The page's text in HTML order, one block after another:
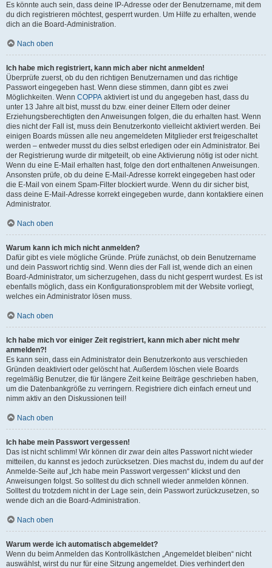
Es könnte auch sein, dass deine IP-Adresse oder der Benutzername, mit dem
du dich registrieren möchtest, gesperrt wurden. Um Hilfe zu erhalten, wende
dich an die Board-Administration.
Nach oben
Ich habe mich registriert, kann mich aber nicht anmelden!
Überprüfe zuerst, ob du den richtigen Benutzernamen und das richtige
Passwort eingegeben hast. Wenn diese stimmen, dann gibt es zwei
Möglichkeiten. Wenn COPPA aktiviert ist und du angegeben hast, dass du
unter 13 Jahre alt bist, musst du bzw. einer deiner Eltern oder deiner
Erziehungsberechtigten den Anweisungen folgen, die du erhalten hast. Wenn
dies nicht der Fall ist, muss dein Benutzerkonto vielleicht aktiviert werden. Bei
einigen Boards müssen alle neu angemeldeten Mitglieder erst freigeschaltet
werden – entweder musst du dies selbst erledigen oder ein Administrator. Bei
der Registrierung wurde dir mitgeteilt, ob eine Aktivierung nötig ist oder nicht.
Wenn du eine E-Mail erhalten hast, folge den dort enthaltenen Anweisungen.
Ansonsten prüfe, ob du deine E-Mail-Adresse korrekt eingegeben hast oder
die E-Mail von einem Spam-Filter blockiert wurde. Wenn du dir sicher bist,
dass deine E-Mail-Adresse korrekt eingegeben wurde, dann kontaktiere einen
Administrator.
Nach oben
Warum kann ich mich nicht anmelden?
Dafür gibt es viele mögliche Gründe. Prüfe zunächst, ob dein Benutzername
und dein Passwort richtig sind. Wenn dies der Fall ist, wende dich an einen
Board-Administrator, um sicherzugehen, dass du nicht gesperrt wurdest. Es ist
ebenfalls möglich, dass ein Konfigurationsproblem mit der Website vorliegt,
welches ein Administrator lösen muss.
Nach oben
Ich habe mich vor einiger Zeit registriert, kann mich aber nicht mehr
anmelden?!
Es kann sein, dass ein Administrator dein Benutzerkonto aus verschieden
Gründen deaktiviert oder gelöscht hat. Außerdem löschen viele Boards
regelmäßig Benutzer, die für längere Zeit keine Beiträge geschrieben haben,
um die Datenbankgröße zu verringern. Registriere dich einfach erneut und
nimm aktiv an den Diskussionen teil!
Nach oben
Ich habe mein Passwort vergessen!
Das ist nicht schlimm! Wir können dir zwar dein altes Passwort nicht wieder
mitteilen, du kannst es jedoch zurücksetzen. Dies machst du, indem du auf der
Anmelde-Seite auf „Ich habe mein Passwort vergessen“ klickst und den
Anweisungen folgst. So solltest du dich schnell wieder anmelden können.
Solltest du trotzdem nicht in der Lage sein, dein Passwort zurückzusetzen, so
wende dich an die Board-Administration.
Nach oben
Warum werde ich automatisch abgemeldet?
Wenn du beim Anmelden das Kontrollkästchen „Angemeldet bleiben“ nicht
auswählst, wirst du nur für eine Sitzung angemeldet. Dies verhindert den